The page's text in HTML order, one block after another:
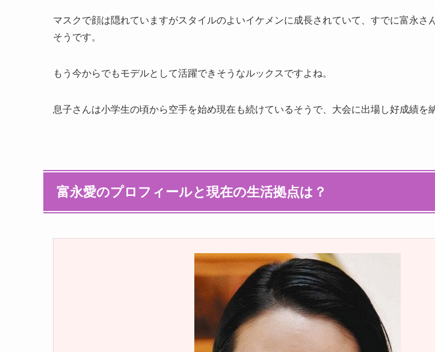
マスクで顔は隠れていますがスタイルのよいイケメンに成長されていて、すでに富永さ
そうです。
もう今からでもモデルとして活躍できそうなルックスですよね。
息子さんは小学生の頃から空手を始め現在も続けているそうで、大会に出場し好成績を
富永愛のプロフィールと現在の生活拠点は？